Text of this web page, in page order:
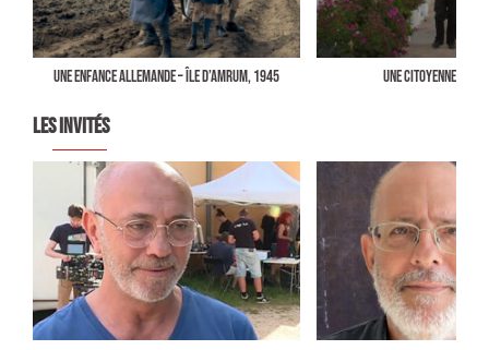
UNE ENFANCE ALLEMANDE – ÎLE D’AMRUM, 1945 UNE CITOYENNE
LES INVITÉS